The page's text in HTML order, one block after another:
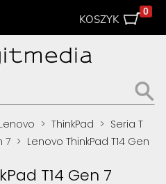
KOSZYK
0
> ThinkPad > Seria T
7 > Lenovo ThinkPad T14 Gen
T14 Gen 7